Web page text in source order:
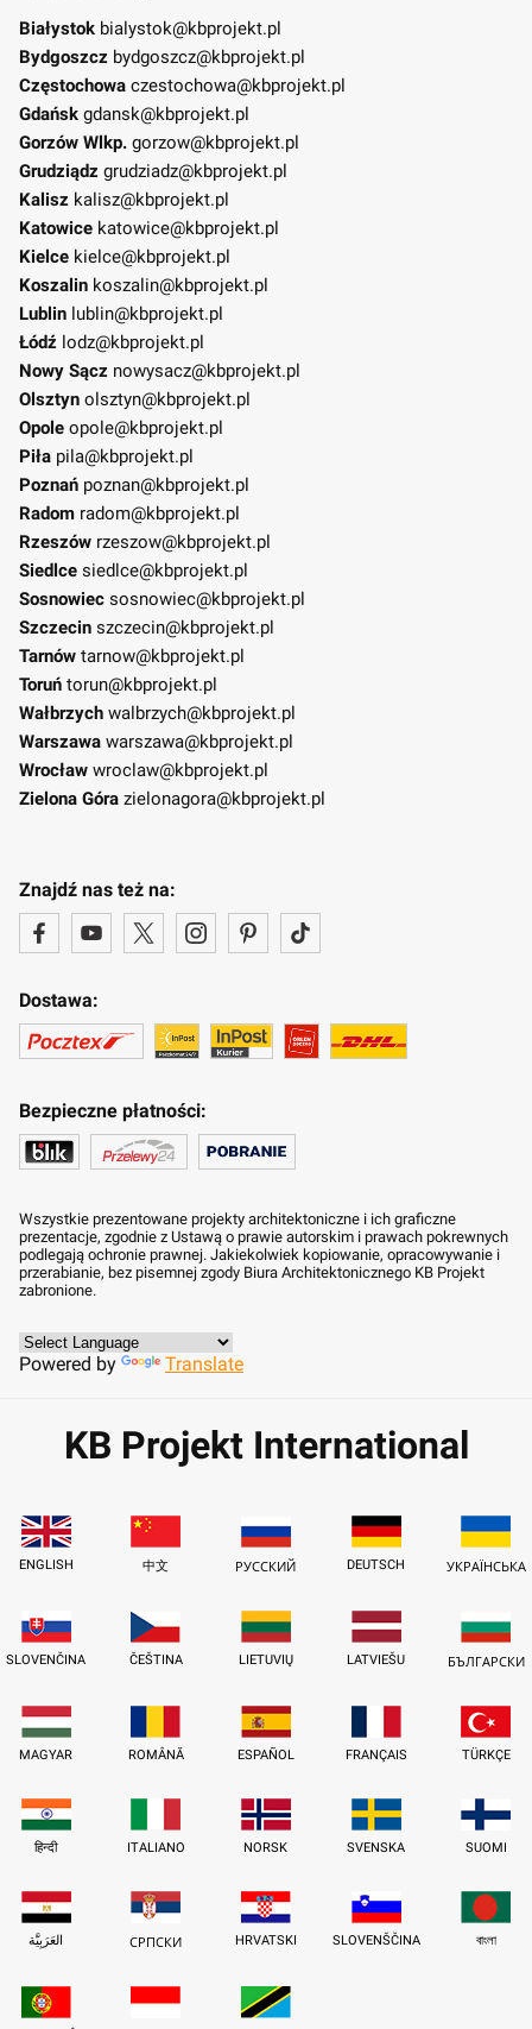
Białystok bialystok@kbprojekt.pl
Bydgoszcz bydgoszcz@kbprojekt.pl
Częstochowa czestochowa@kbprojekt.pl
Gdańsk gdansk@kbprojekt.pl
Gorzów Wlkp. gorzow@kbprojekt.pl
Grudziądz grudziadz@kbprojekt.pl
Kalisz kalisz@kbprojekt.pl
Katowice katowice@kbprojekt.pl
Kielce kielce@kbprojekt.pl
Koszalin koszalin@kbprojekt.pl
Lublin lublin@kbprojekt.pl
Łódź lodz@kbprojekt.pl
Nowy Sącz nowysacz@kbprojekt.pl
Olsztyn olsztyn@kbprojekt.pl
Opole opole@kbprojekt.pl
Piła pila@kbprojekt.pl
Poznań poznan@kbprojekt.pl
Radom radom@kbprojekt.pl
Rzeszów rzeszow@kbprojekt.pl
Siedlce siedlce@kbprojekt.pl
Sosnowiec sosnowiec@kbprojekt.pl
Szczecin szczecin@kbprojekt.pl
Tarnów tarnow@kbprojekt.pl
Toruń torun@kbprojekt.pl
Wałbrzych walbrzych@kbprojekt.pl
Warszawa warszawa@kbprojekt.pl
Wrocław wroclaw@kbprojekt.pl
Zielona Góra zielonagora@kbprojekt.pl
Znajdź nas też na:
Dostawa:
Bezpieczne płatności:
Wszystkie prezentowane projekty architektoniczne i ich graficzne
prezentacje, zgodnie z Ustawą o prawie autorskim i prawach pokrewnych
podlegają ochronie prawnej. Jakiekolwiek kopiowanie, opracowywanie i
przerabianie, bez pisemnej zgody Biura Architektonicznego KB Projekt
zabronione.
Powered by Translate
KB Projekt International
ENGLISH 中文 РУССКИЙ DEUTSCH УКРАЇНСЬКА
SLOVENČINA ČEŠTINA LIETUVIŲ LATVIEŠU БЪЛГАРСКИ
MAGYAR ROMÂNĂ ESPAÑOL FRANÇAIS TÜRKÇE
हिन्दी ITALIANO NORSK SVENSKA SUOMI
العَرَبِيَّة СРПСКИ HRVATSKI SLOVENŠČINA বাংলা